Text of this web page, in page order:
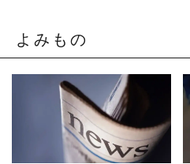
発動します。 来る日も来
も予想しなかった結果で
した。 無謀だと笑われた
婿社長の逆転劇、ついに
完結です。 あなたなら、
人生で一番大きな挑戦は
よみもの